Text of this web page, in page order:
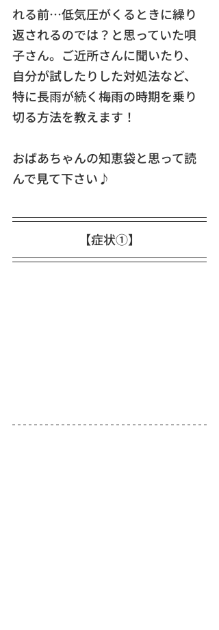
れる前…低気圧がくるときに繰り
返されるのでは？と思っていた唄
子さん。ご近所さんに聞いたり、
自分が試したりした対処法など、
特に長雨が続く梅雨の時期を乗り
切る方法を教えます！
おばあちゃんの知恵袋と思って読
んで見て下さい♪
【症状①】